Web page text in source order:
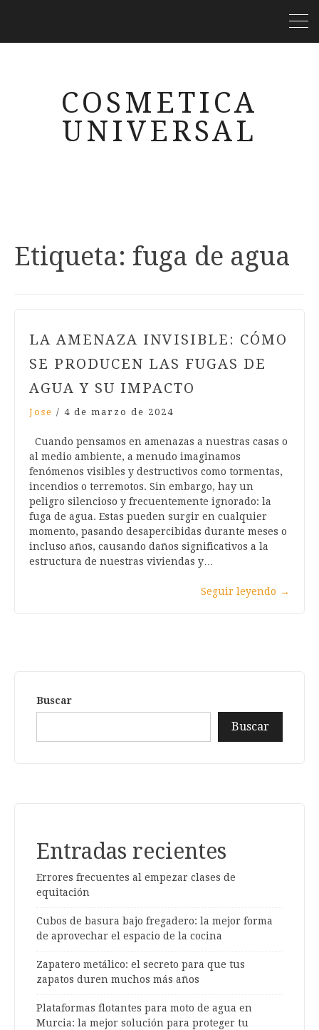
COSMETICA
UNIVERSAL
Etiqueta: fuga de agua
LA AMENAZA INVISIBLE: CÓMO
SE PRODUCEN LAS FUGAS DE
AGUA Y SU IMPACTO
Jose / 4 de marzo de 2024
Cuando pensamos en amenazas a nuestras casas o
al medio ambiente, a menudo imaginamos
fenómenos visibles y destructivos como tormentas,
incendios o terremotos. Sin embargo, hay un
peligro silencioso y frecuentemente ignorado: la
fuga de agua. Estas pueden surgir en cualquier
momento, pasando desapercibidas durante meses o
incluso años, causando daños significativos a la
estructura de nuestras viviendas y…
Seguir leyendo →
Buscar
Buscar
Entradas recientes
Errores frecuentes al empezar clases de
equitación
Cubos de basura bajo fregadero: la mejor forma
de aprovechar el espacio de la cocina
Zapatero metálico: el secreto para que tus
zapatos duren muchos más años
Plataformas flotantes para moto de agua en
Murcia: la mejor solución para proteger tu